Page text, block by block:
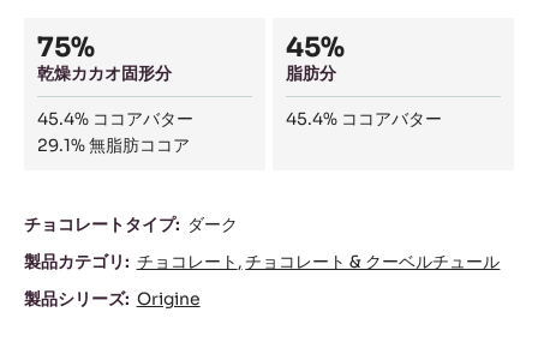
Composition
75%
乾燥カカオ固形分
45.4% ココアバター
29.1%無脂肪ココア
45%
脂肪分
45.4% ココアバター
成
分
チョコレートタイプ: ダーク
製品カテゴリ: チョコレート チョコレート & クーベルチュール
製品シリーズ: Origine